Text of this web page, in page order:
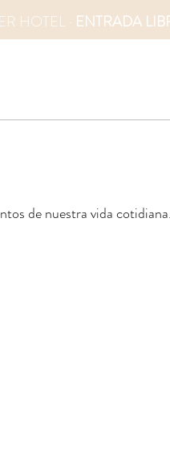
HOTEL · ENTRADA
de nuestra vida cotidiana.